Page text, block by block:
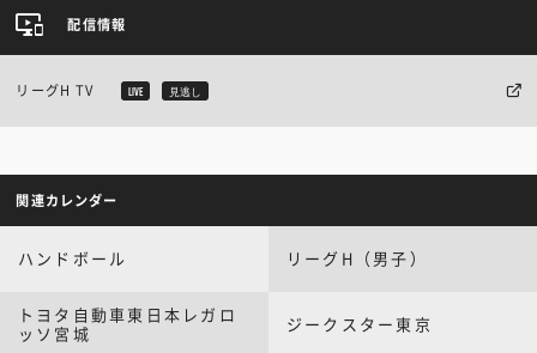
配信情報
リーグH TV LIVE 見逃し
関連カレンダー
ハンドボール リーグH（男子）
トヨタ自動車東日本レガロ
ッソ宮城
ジークスター東京